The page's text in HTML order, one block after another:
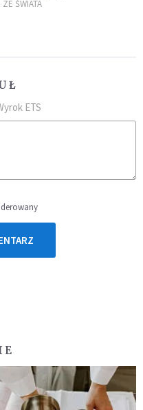
dojdzie do
ŚWIATA
ETS